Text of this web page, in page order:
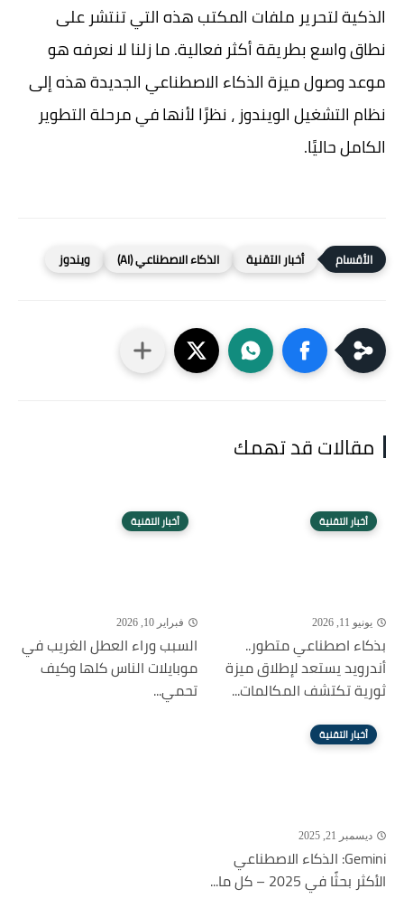
الذكية لتحرير ملفات المكتب هذه التي تنتشر على
نطاق واسع بطريقة أكثر فعالية. ما زلنا لا نعرفه هو
موعد وصول ميزة الذكاء الاصطناعي الجديدة هذه إلى
نظام التشغيل الويندوز ، نظرًا لأنها في مرحلة التطوير
الكامل حاليًا.
أخبار التقنية الذكاء الاصطناعي (AI) ويندوز
مقالات قد تهمك
أخبار التقنية
يونيو 11, 2026
بذكاء اصطناعي متطور..
أندرويد يستعد لإطلاق ميزة
ثورية تكتشف المكالمات...
أخبار التقنية
فبراير 10, 2026
السبب وراء العطل الغريب في
موبايلات الناس كلها وكيف
تحمي...
أخبار التقنية
ديسمبر 21, 2025
Gemini: الذكاء الاصطناعي
الأكثر بحثًا في 2025 – كل ما...